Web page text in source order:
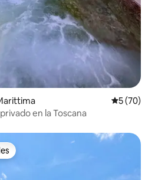
5 (70)
en la Toscana